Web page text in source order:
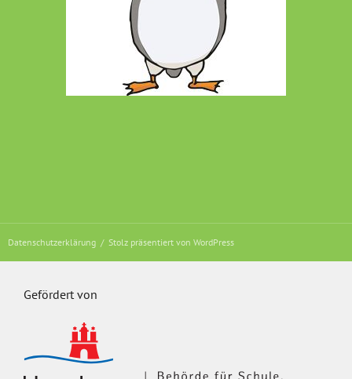
Datenschutzerklärung Stolz präsentiert von WordPress
Gefördert von